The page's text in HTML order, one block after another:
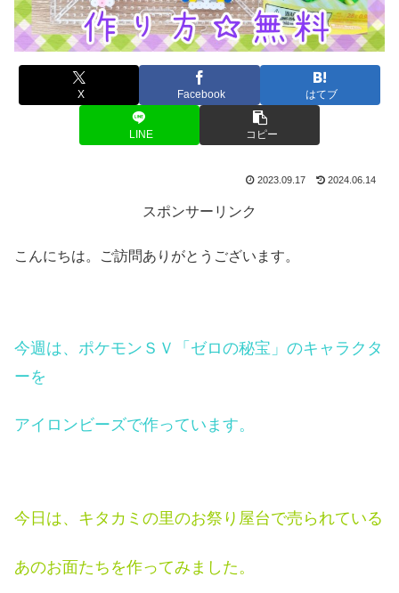
X Facebook はてブ
LINE コピー
2023.09.17 2024.06.14
スポンサーリンク
こんにちは。ご訪問ありがとうございます。
今週は、ポケモンＳＶ「ゼロの秘宝」のキャラクタ
ーを
アイロンビーズで作っています。
今日は、キタカミの里のお祭り屋台で売られている
あのお面たちを作ってみました。